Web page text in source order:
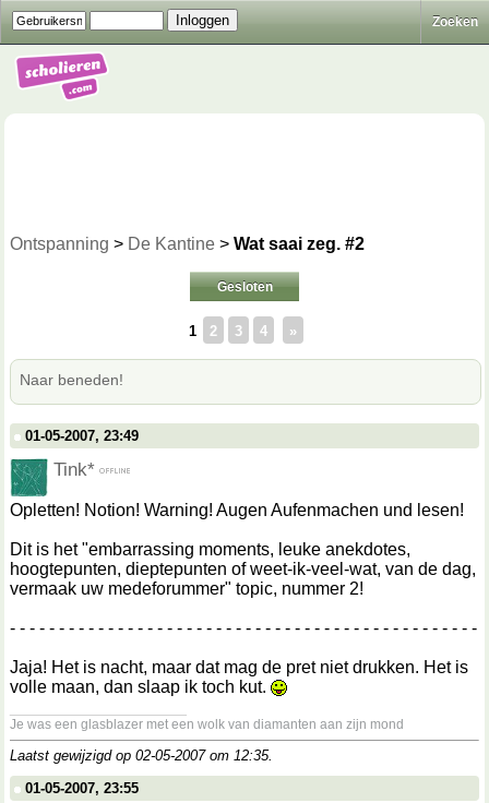
Zoeken
Ontspanning > De Kantine > Wat saai zeg. #2
Gesloten
1 2 3 4 »
Naar beneden!
01-05-2007, 23:49
Tink*
Opletten! Notion! Warning! Augen Aufenmachen und lesen!
Dit is het "embarrassing moments, leuke anekdotes,
hoogtepunten, dieptepunten of weet-ik-veel-wat, van de dag,
vermaak uw medeforummer" topic, nummer 2!
- - - - - - - - - - - - - - - - - - - - - - - - - - - - - - - - - - - - - - - - - - - - - - - -
Jaja! Het is nacht, maar dat mag de pret niet drukken. Het is
volle maan, dan slaap ik toch kut.
Je was een glasblazer met een wolk van diamanten aan zijn mond
Laatst gewijzigd op 02-05-2007 om 12:35.
01-05-2007, 23:55